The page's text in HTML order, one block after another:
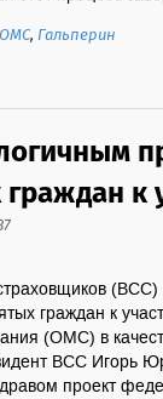
ОМС, Гальперин
граждан к
(ОМС) в
ВСС Игорь
проект